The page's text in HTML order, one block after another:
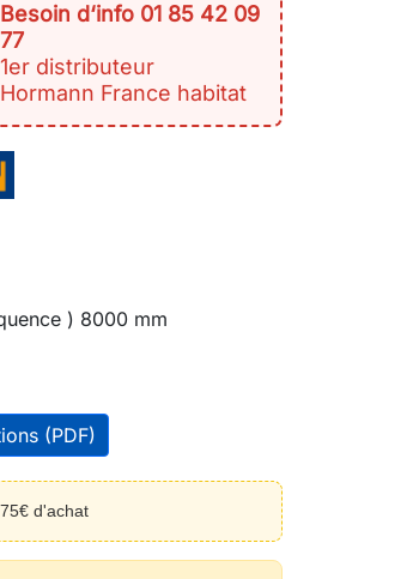
Besoin d‘info 01 85 42 09
77
1er distributeur
Hormann France habitat
) 8000 mm
(PDF)
d'achat